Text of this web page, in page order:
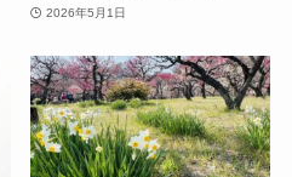
2026年5月1日